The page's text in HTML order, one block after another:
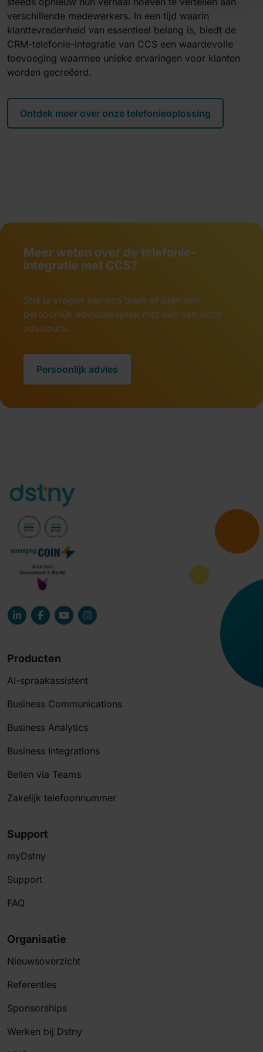
verschillende medewerkers. In een tijd waarin
klanttevredenheid van essentieel belang is, biedt de
CRM-telefonie-integratie van CCS een waardevolle
toevoeging waarmee unieke ervaringen voor klanten
worden gecreëerd.
Ontdek meer over onze telefonieoplossing
Meer weten over de telefonie-
integratie met CCS?
Stel je vragen aan ons team of plan een
persoonlijk adviesgesprek met één van onze
adviseurs.
Persoonlijk advies
Producten
AI-spraakassistent
Business Communications
Business Analytics
Business Integrations
Bellen via Teams
Zakelijk telefoonnummer
Support
myDstny
Support
FAQ
Organisatie
Nieuwsoverzicht
Referenties
Sponsorships
Werken bij Dstny